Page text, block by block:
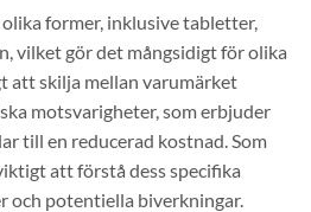
former, inklusive tabletter,
vilket gör det mångsidigt för olika
att skilja mellan varumärket
motsvarigheter, som erbjuder
till en reducerad kostnad. Som
att förstå dess specifika
och potentiella biverkningar.